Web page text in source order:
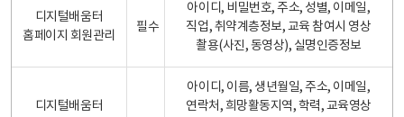
디지털배움터
홈페이지 회원관리
필수
아이디, 비밀번호, 주소, 성별, 이메일,
직업, 취약계층정보, 교육 참여시 영상
촬용(사진, 동영상), 실명인증정보
디지털배움터
아이디, 이름, 생년월일, 주소, 이메일,
연락처, 희망활동지역, 학력, 교육영상